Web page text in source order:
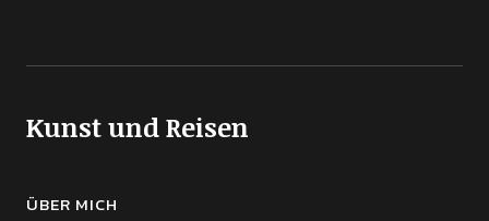
Kunst und Reisen
ÜBER MICH